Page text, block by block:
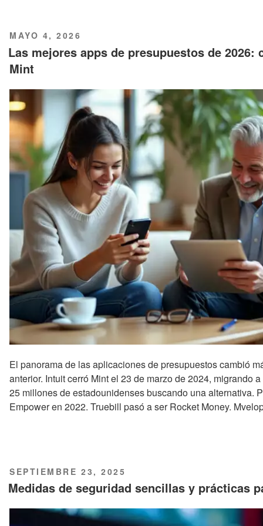
PUBLICADO
EL
MAYO 4, 2026
Las mejores apps de presupuestos de
Mint
El panorama de las aplicaciones de presupuestos cambió
anterior. Intuit cerró Mint el 23 de marzo de 2024, migrando
25 millones de estadounidenses buscando una alternativa.
Empower en 2022. Truebill pasó a ser Rocket Money.
PUBLICADO
EL
SEPTIEMBRE 23, 2025
Medidas de seguridad sencillas y prácticas